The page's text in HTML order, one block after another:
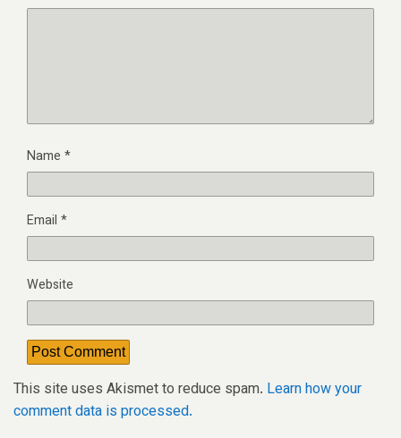
Name *
Email *
Website
This site uses Akismet to reduce spam. Learn how your
comment data is processed.